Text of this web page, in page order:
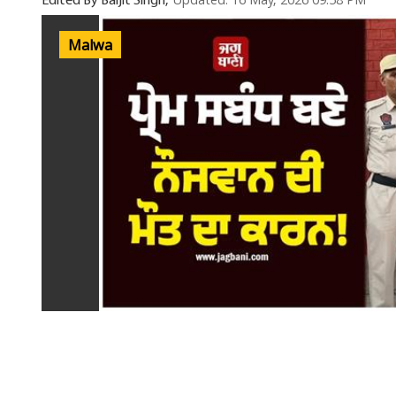
Malwa